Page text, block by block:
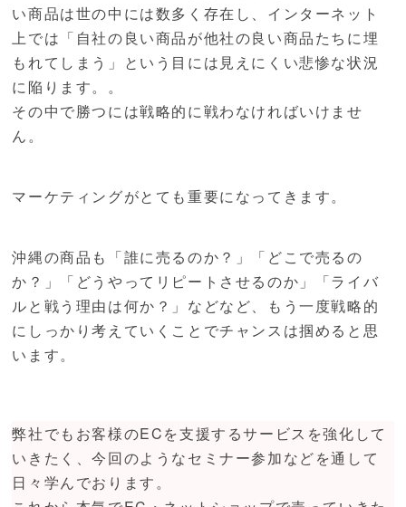
い商品は世の中には数多く存在し、インターネット
上では「自社の良い商品が他社の良い商品たちに埋
もれてしまう」という目には見えにくい悲惨な状況
に陥ります。。
その中で勝つには戦略的に戦わなければいけませ
ん。
マーケティングがとても重要になってきます。
沖縄の商品も「誰に売るのか？」「どこで売るの
か？」「どうやってリピートさせるのか」「ライバ
ルと戦う理由は何か？」などなど、もう一度戦略的
にしっかり考えていくことでチャンスは掴めると思
います。
弊社でもお客様のECを支援するサービスを強化して
いきたく、今回のようなセミナー参加などを通して
日々学んでおります。